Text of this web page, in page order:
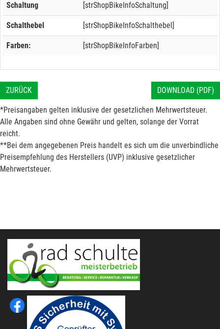
Schaltung [strShopBikeInfoSchaltung]
Schalthebel [strShopBikeInfoSchalthebel]
Farben: [strShopBikeInfoFarben]
ZURÜCK DOWNLOAD (PDF)
*Preisangaben gelten inklusive der gesetzlichen Mehrwertsteuer.
Alle Angaben sind ohne Gewähr und gelten, solange der Vorrat
reicht.
**Bei dem angegebenen Preis handelt es sich um die unverbindliche
Preisempfehlung des Herstellers (UVP) inklusive gesetzlicher
Mehrwertsteuer.